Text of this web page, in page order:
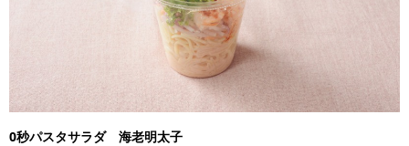
0秒パスタサラダ 海老明太子